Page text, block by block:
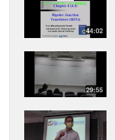
44:02
29:55